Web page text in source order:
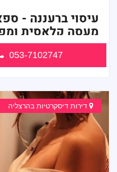
עיסוי ברעננה -
מעסה קלאסית
053-7102747
דירות דיסקרטיות בהרצליה